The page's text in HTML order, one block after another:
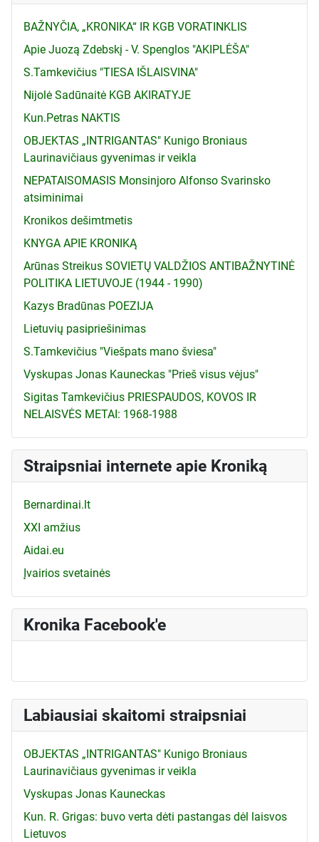
BAŽNYČIA, „KRONIKA“ IR KGB VORATINKLIS
Apie Juozą Zdebskį - V. Spenglos "AKIPLĖŠA"
S.Tamkevičius "TIESA IŠLAISVINA"
Nijolė Sadūnaitė KGB AKIRATYJE
Kun.Petras NAKTIS
OBJEKTAS „INTRIGANTAS" Kunigo Broniaus
Laurinavičiaus gyvenimas ir veikla
NEPATAISOMASIS Monsinjoro Alfonso Svarinsko
atsiminimai
Kronikos dešimtmetis
KNYGA APIE KRONIKĄ
Arūnas Streikus SOVIETŲ VALDŽIOS ANTIBAŽNYTINĖ
POLITIKA LIETUVOJE (1944 - 1990)
Kazys Bradūnas POEZIJA
Lietuvių pasipriešinimas
S.Tamkevičius "Viešpats mano šviesa"
Vyskupas Jonas Kauneckas "Prieš visus vėjus"
Sigitas Tamkevičius PRIESPAUDOS, KOVOS IR
NELAISVĖS METAI: 1968-1988
Straipsniai internete apie Kroniką
Bernardinai.lt
XXI amžius
Aidai.eu
Įvairios svetainės
Kronika Facebook'e
Labiausiai skaitomi straipsniai
OBJEKTAS „INTRIGANTAS" Kunigo Broniaus
Laurinavičiaus gyvenimas ir veikla
Vyskupas Jonas Kauneckas
Kun. R. Grigas: buvo verta dėti pastangas dėl laisvos
Lietuvos